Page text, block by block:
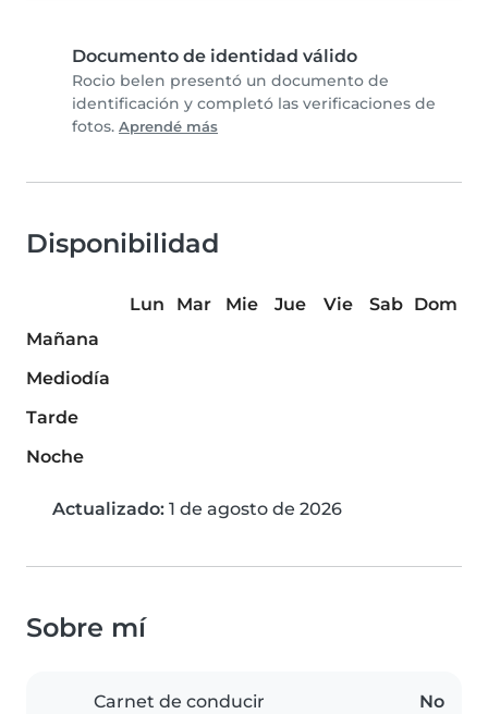
Documento de identidad válido
Rocio belen presentó un documento de
identificación y completó las verificaciones de
fotos. Aprendé más
Disponibilidad
Lun Mar Mie Jue Vie Sab
Dom
Mañana
Mediodía
Tarde
Noche
Actualizado: 1 de agosto de 2026
Sobre mí
Carnet de conducir No